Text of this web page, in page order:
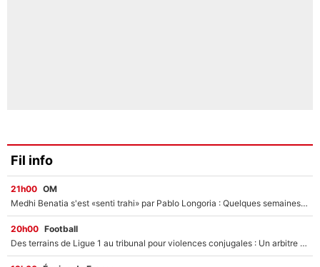
Fil info
21h00 OM
Medhi Benatia s'est «senti trahi» par Pablo Longoria : Quelques semaines après son départ, l'ancien directeur de football de l'OM règle ses comptes
20h00 Football
Des terrains de Ligue 1 au tribunal pour violences conjugales : Un arbitre français encourt une peine de 18 mois de prison !